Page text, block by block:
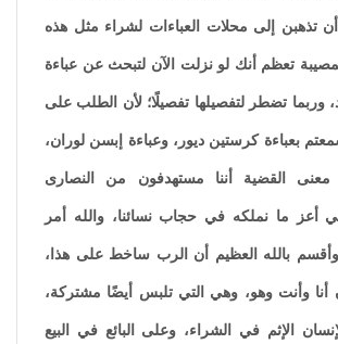
إلى محلات العباءات لشراء مثل هذه
تعظم أنك لو نزلت الآن لتبحث عن عباءة
وربما تضطر لتفصيلها تفصيلًا؛ لأن الطلب على
بعباءة كرستين ديور، وعباءة إبسن لوران،
القضية أننا مستهدفون من النصارى
أعز ما نملكه في حجاب نسائنا، والله أمر
وأقسم بالله العظيم أن الرب ساخط على هذا،
أنا وأنت وهو، وهي التي تلبس أيضًا مشتركة،
الإثم في الشراء، وعلى البائع في البيع